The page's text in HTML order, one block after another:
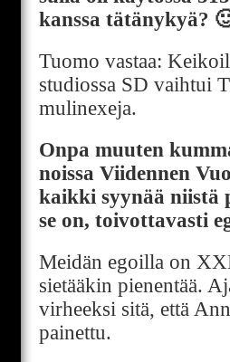
kanssa tätänykyä?
Tuomo vastaa:
studiossa SD vaihtui
mulinexeja.
Onpa muuten
noissa Viidennen
kaikki syynää niistä
se on, toivottavasti
Meidän egoilla on
sietääkin pienentää.
virheeksi sitä, että
painettu.